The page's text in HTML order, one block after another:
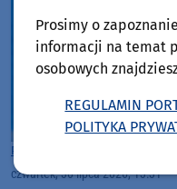
Powiat Tucholski
czwartek, 30 lipca 2026, 13:31
Prosimy o
informacji na temat
osobowych
REGULAMIN
POLITYKA